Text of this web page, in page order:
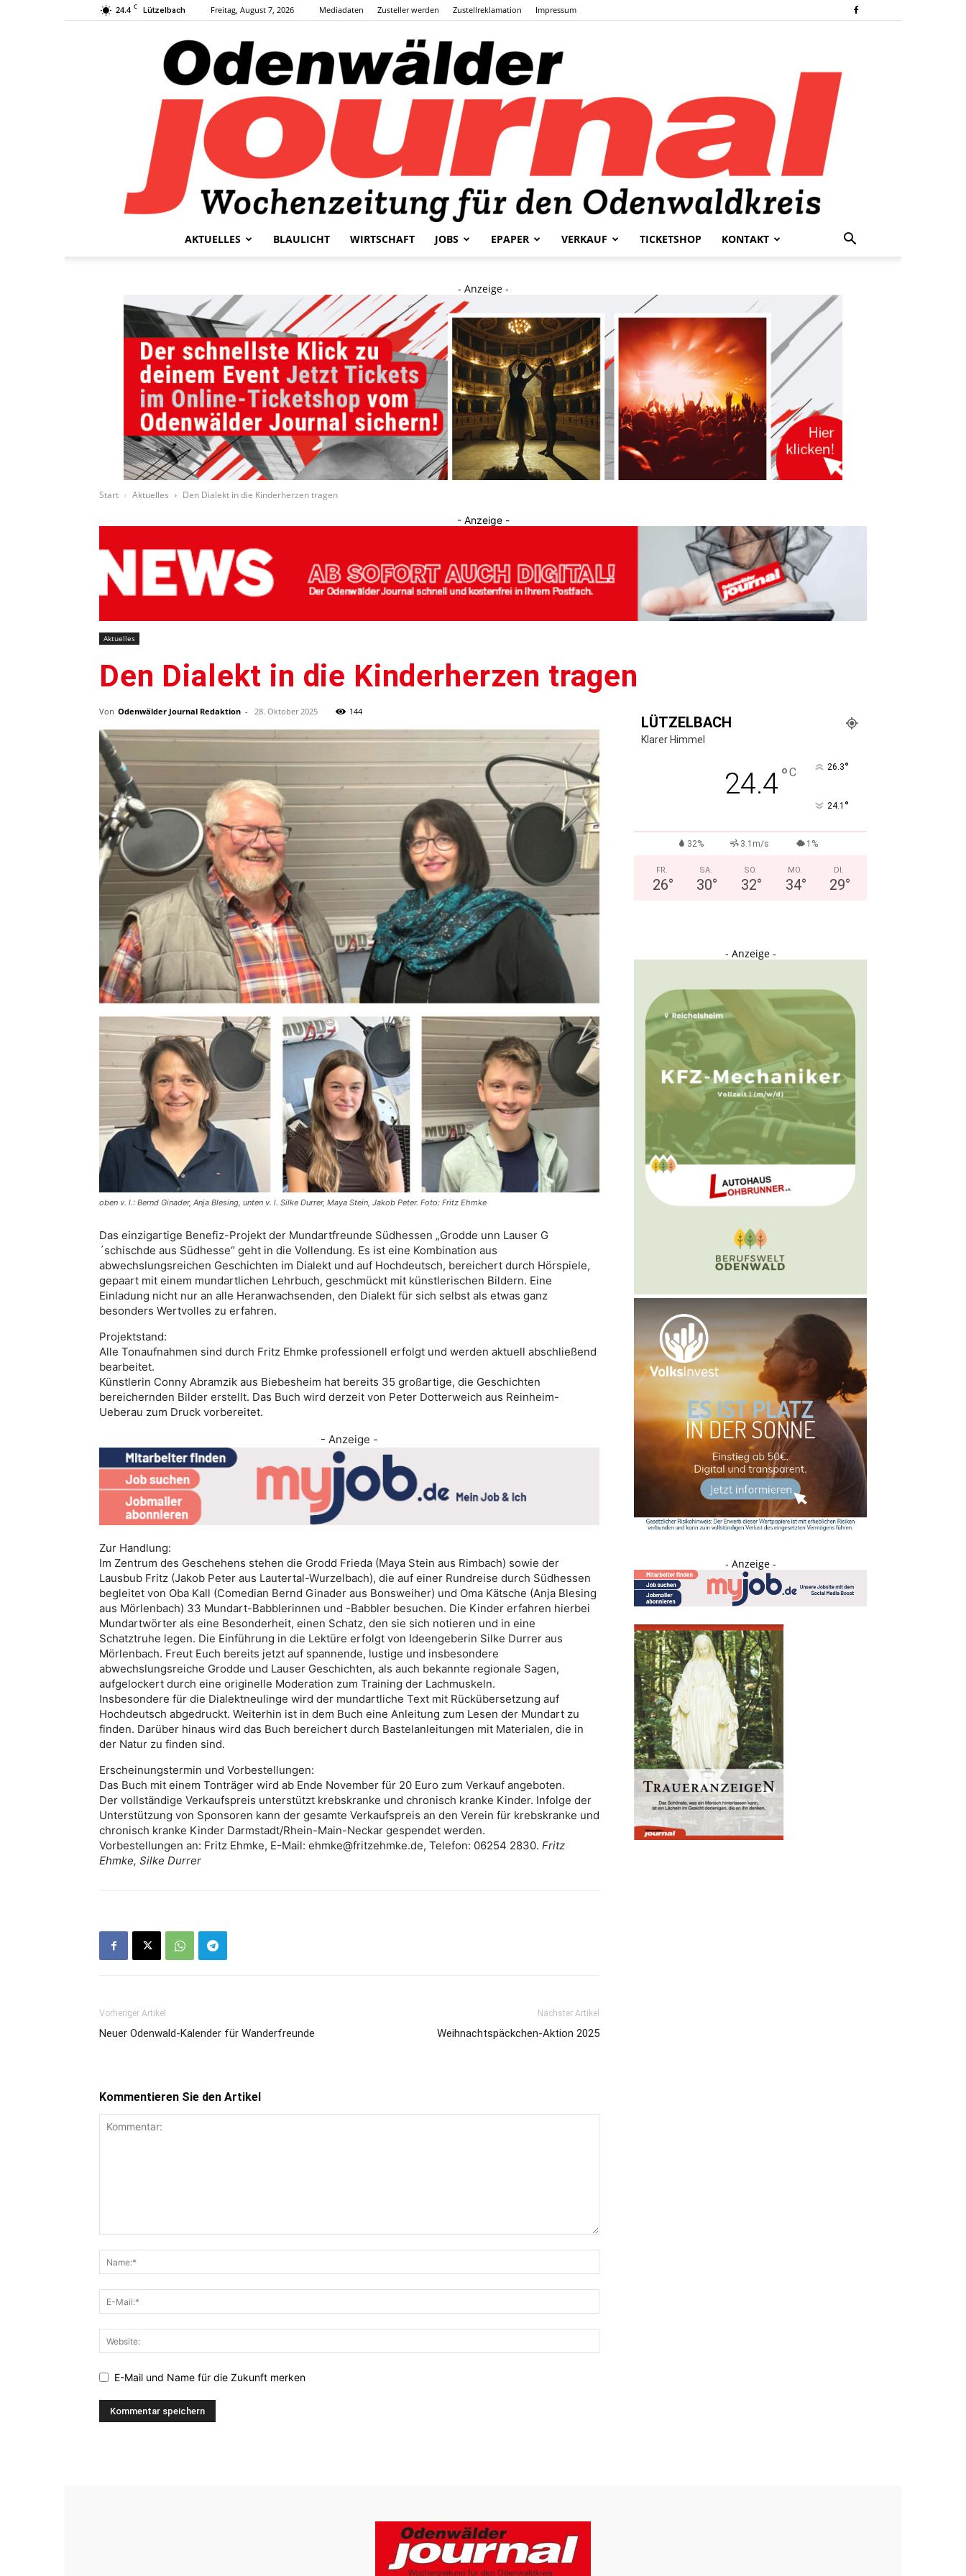
24.4 C Lützelbach Freitag, August 7, 2026 Mediadaten Zusteller werden Zustellreklamation Impressum
Journal
AKTUELLES BLAULICHT WIRTSCHAFT JOBS EPAPER VERKAUF TICKETSHOP KONTAKT
- Anzeige -
Start Aktuelles Den Dialekt in die Kinderherzen tragen
- Anzeige -
Aktuelles
Den Dialekt in die Kinderherzen tragen
Von Odenwälder Journal Redaktion - 28. Oktober 2025 144
oben v. l.: Bernd Ginader, Anja Blesing, unten v. l. Silke Durrer, Maya Stein, Jakob Peter. Foto: Fritz Ehmke
Das einzigartige Benefiz-Projekt der Mundartfreunde Südhessen „Grodde unn Lauser G
´schischde aus Südhesse“ geht in die Vollendung. Es ist eine Kombination aus
abwechslungsreichen Geschichten im Dialekt und auf Hochdeutsch, bereichert durch Hörspiele,
gepaart mit einem mundartlichen Lehrbuch, geschmückt mit künstlerischen Bildern. Eine
Einladung nicht nur an alle Heranwachsenden, den Dialekt für sich selbst als etwas ganz
besonders Wertvolles zu erfahren.
Projektstand:
Alle Tonaufnahmen sind durch Fritz Ehmke professionell erfolgt und werden aktuell abschließend
bearbeitet.
Künstlerin Conny Abramzik aus Biebesheim hat bereits 35 großartige, die Geschichten
bereichernden Bilder erstellt. Das Buch wird derzeit von Peter Dotterweich aus Reinheim-
Ueberau zum Druck vorbereitet.
- Anzeige -
Zur Handlung:
Im Zentrum des Geschehens stehen die Grodd Frieda (Maya Stein aus Rimbach) sowie der
Lausbub Fritz (Jakob Peter aus Lautertal-Wurzelbach), die auf einer Rundreise durch Südhessen
begleitet von Oba Kall (Comedian Bernd Ginader aus Bonsweiher) und Oma Kätsche (Anja Blesing
aus Mörlenbach) 33 Mundart-Babblerinnen und -Babbler besuchen. Die Kinder erfahren hierbei
Mundartwörter als eine Besonderheit, einen Schatz, den sie sich notieren und in eine
Schatztruhe legen. Die Einführung in die Lektüre erfolgt von Ideengeberin Silke Durrer aus
Mörlenbach. Freut Euch bereits jetzt auf spannende, lustige und insbesondere
abwechslungsreiche Grodde und Lauser Geschichten, als auch bekannte regionale Sagen,
aufgelockert durch eine originelle Moderation zum Training der Lachmuskeln.
Insbesondere für die Dialektneulinge wird der mundartliche Text mit Rückübersetzung auf
Hochdeutsch abgedruckt. Weiterhin ist in dem Buch eine Anleitung zum Lesen der Mundart zu
finden. Darüber hinaus wird das Buch bereichert durch Bastelanleitungen mit Materialen, die in
der Natur zu finden sind.
Erscheinungstermin und Vorbestellungen:
Das Buch mit einem Tonträger wird ab Ende November für 20 Euro zum Verkauf angeboten.
Der vollständige Verkaufspreis unterstützt krebskranke und chronisch kranke Kinder. Infolge der
Unterstützung von Sponsoren kann der gesamte Verkaufspreis an den Verein für krebskranke und
chronisch kranke Kinder Darmstadt/Rhein-Main-Neckar gespendet werden.
Vorbestellungen an: Fritz Ehmke, E-Mail: ehmke@fritzehmke.de, Telefon: 06254 2830. Fritz
Ehmke, Silke Durrer
Vorheriger Artikel
Neuer Odenwald-Kalender für Wanderfreunde
Nächster Artikel
Weihnachtspäckchen-Aktion 2025
Kommentieren Sie den Artikel
E-Mail und Name für die Zukunft merken
LÜTZELBACH
Klarer Himmel
24.4°C 26.3°
24.1 °
32% 3.1m/s 1%
FR.
26°
SA.
30°
SO.
32°
MO.
34°
DI.
29°
- Anzeige -
- Anzeige -